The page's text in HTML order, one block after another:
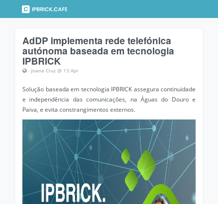
AdDP implementa rede telefónica
autónoma baseada em tecnologia
IPBRICK
· Joana Cruz @ 13 Apr
Solução baseada em tecnologia IPBRICK assegura continuidade
e independência das comunicações, na Águas do Douro e
Paiva, e evita constrangimentos externos.